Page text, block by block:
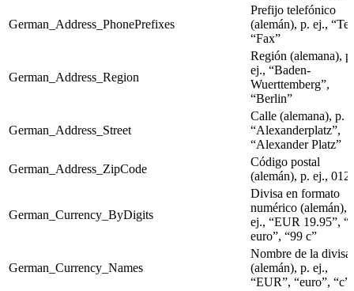
German_Address_PhonePrefixes
Prefijo telefónico
(alemán), p. ej.,
“Fax”
German_Address_Region
Región (alemana), p.
ej., “Baden-
Wuerttemberg”,
“Berlin”
German_Address_Street
Calle (alemana), p.
“Alexanderplatz”,
“Alexander Platz”
German_Address_ZipCode
Código postal
(alemán), p. ej.,
German_Currency_ByDigits
Divisa en formato
numérico (alemán),
ej., “EUR 19.95”,
euro”, “99 c”
German_Currency_Names
Nombre de la divisa
(alemán), p. ej.,
“EUR”, “euro”, “c”